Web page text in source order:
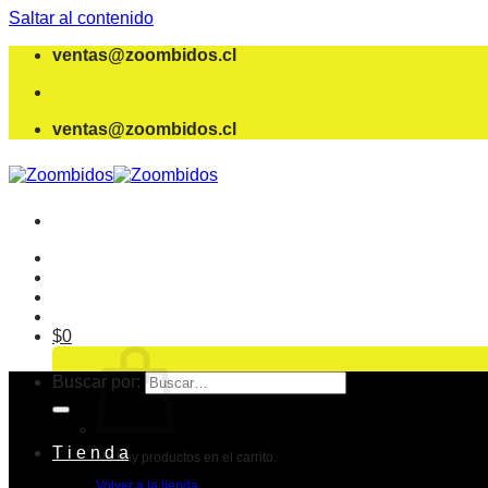
Saltar al contenido
ventas@zoombidos.cl
ventas@zoombidos.cl
$0
No hay productos en el carrito.
Buscar por:
T i e n d a